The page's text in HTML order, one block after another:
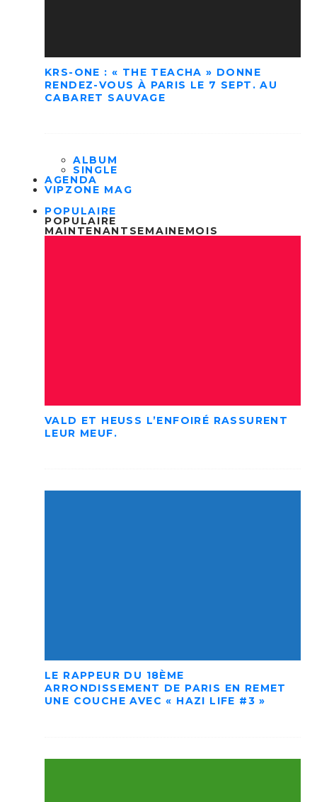
KRS-ONE : « THE TEACHA » DONNE
RENDEZ-VOUS À PARIS LE 7 SEPT. AU
CABARET SAUVAGE
ALBUM
SINGLE
AGENDA
VIPZONE MAG
POPULAIRE
POPULAIRE
MAINTENANT SEMAINEMOIS
VALD ET HEUSS L’ENFOIRÉ RASSURENT
LEUR MEUF.
LE RAPPEUR DU 18ÈME
ARRONDISSEMENT DE PARIS EN REMET
UNE COUCHE AVEC « HAZI LIFE #3 »